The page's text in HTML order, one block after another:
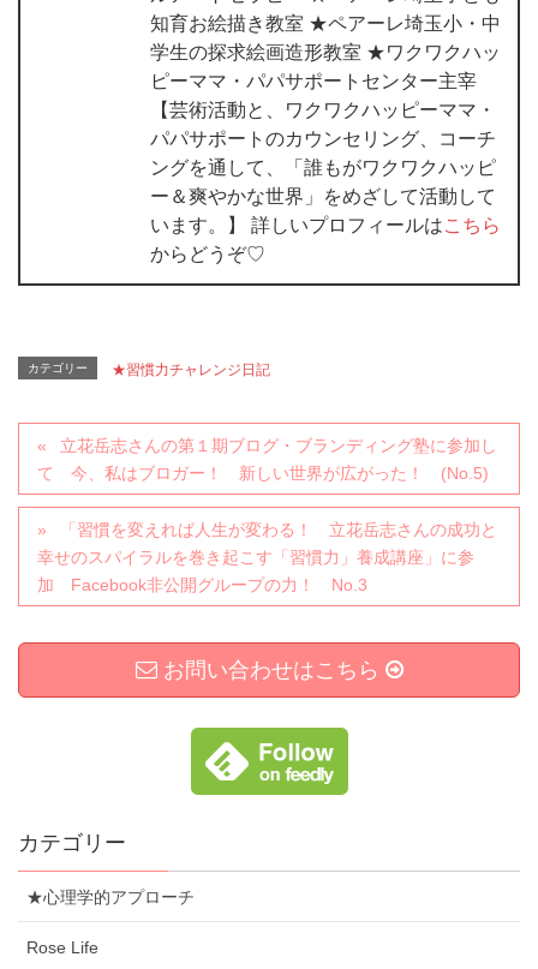
知育お絵描き教室 ★ペアーレ埼玉小・中
学生の探求絵画造形教室 ★ワクワクハッ
ピーママ・パパサポートセンター主宰
【芸術活動と、ワクワクハッピーママ・
パパサポートのカウンセリング、コーチ
ングを通して、「誰もがワクワクハッピ
ー＆爽やかな世界」をめざして活動して
います。】 詳しいプロフィールはこちら
からどうぞ♡
カテゴリー ★習慣力チャレンジ日記
立花岳志さんの第１期ブログ・ブランディング塾に参加し
て 今、私はブロガー！ 新しい世界が広がった！ (No.5)
「習慣を変えれば人生が変わる！ 立花岳志さんの成功と
幸せのスパイラルを巻き起こす「習慣力」養成講座」に参
加 Facebook非公開グループの力！ No.3
お問い合わせはこちら
カテゴリー
★心理学的アプローチ
Rose Life